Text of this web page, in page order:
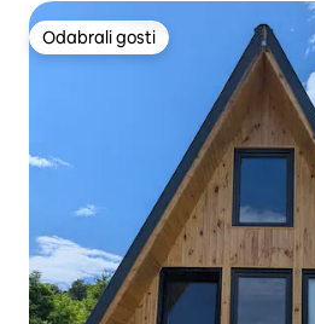
Odabrali gosti
Odabrali gosti